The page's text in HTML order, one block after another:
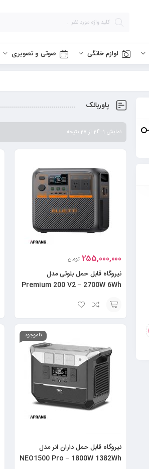
لوازم خانگی صوتی و تصویری
پاوربانک
نمایش 1–24 از 27 نتیجه
255,000,000 تومان
نیروگاه قابل حمل بلوتی مدل
Premium 200 V2 – 2700W 6Wh
سبد
ناموجود
نیروگاه قابل حمل داران انر مدل
NEO1500 Pro – 1800W 1382Wh